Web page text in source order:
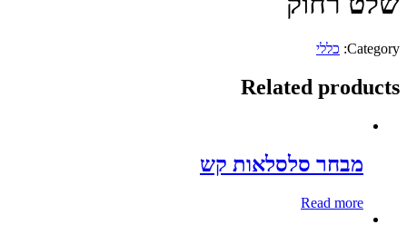
Category: כללי
Related products
מבחר סלסלאות קש
Read more